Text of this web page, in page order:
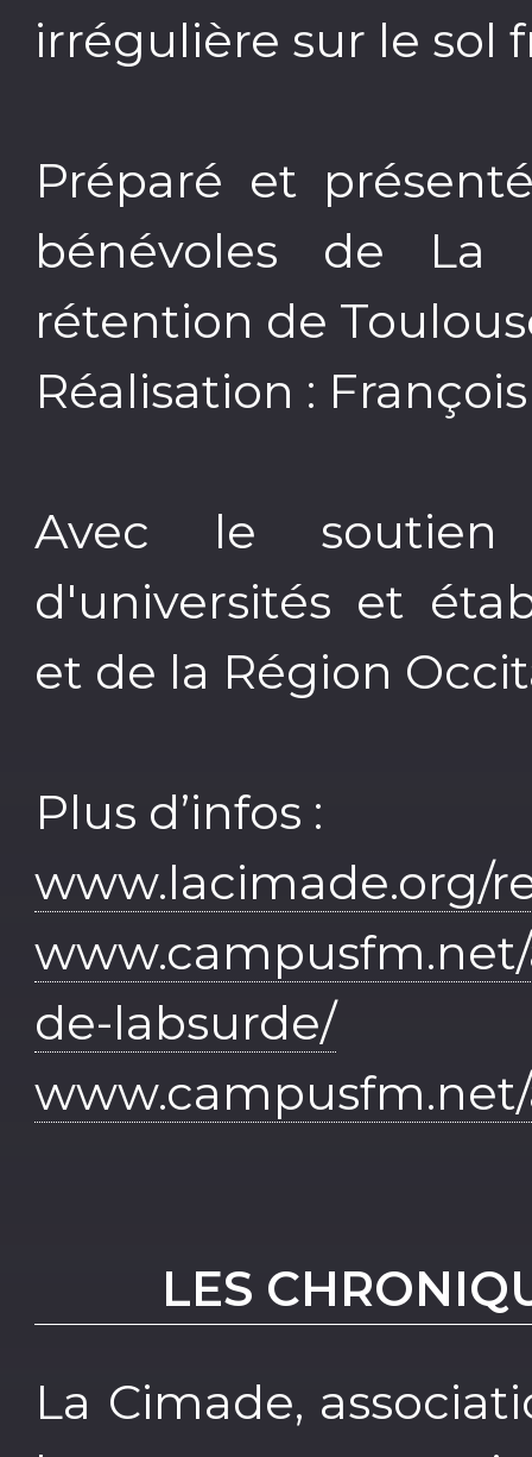
irrégulière sur le sol
Préparé et
bénévoles de
rétention de
Réalisation :
Avec le
d'universités et
et de la Région
Plus d’infos :
www.lacimade.org/
de-labsurde/
LES
La Cimade,